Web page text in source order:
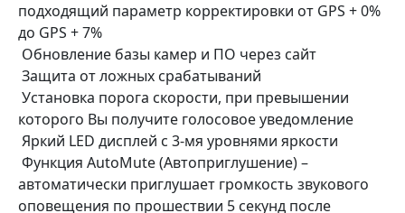
подходящий параметр корректировки от GPS + 0%
до GPS + 7%
Обновление базы камер и ПО через сайт
Защита от ложных срабатываний
Установка порога скорости, при превышении
которого Вы получите голосовое уведомление
Яркий LED дисплей с 3-мя уровнями яркости
Функция AutoMute (Автоприглушение) –
автоматически приглушает громкость звукового
оповещения по прошествии 5 секунд после